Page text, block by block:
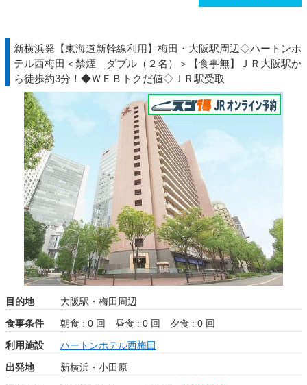
新横浜発【東海道新幹線利用】梅田・大阪駅周辺◇ハートンホ
テル西梅田＜禁煙 ダブル（２名）＞【食事無】ＪＲ大阪駅か
ら徒歩約3分！◆ＷＥＢトクだ値◇ＪＲ駅受取
目的地
大阪駅・梅田周辺
食事条件
朝食 : 0 回 昼食 : 0 回
夕食 : 0 回
利用施設
ハートンホテル西梅田
出発地
新横浜・小田原